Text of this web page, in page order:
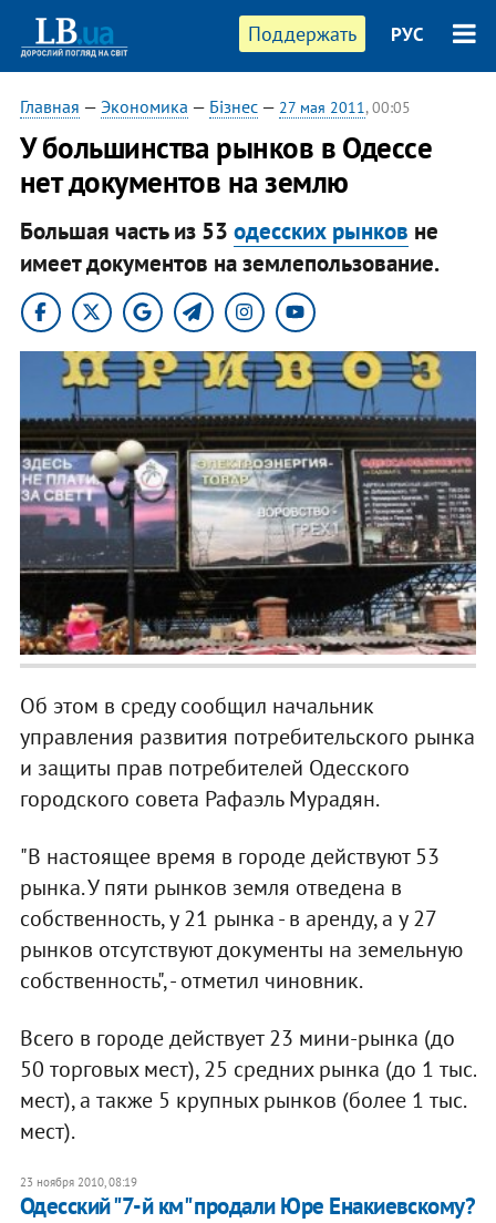
Поддержать РУС
Главная — Экономика — Бізнес— 27 мая 2011, 00:05
У большинства рынков в Одессе
нет документов на землю
Большая часть из 53 одесских рынков не
имеет документов на землепользование.
Об этом в среду сообщил начальник
управления развития потребительского рынка
и защиты прав потребителей Одесского
городского совета Рафаэль Мурадян.
"В настоящее время в городе действуют 53
рынка. У пяти рынков земля отведена в
собственность, у 21 рынка - в аренду, а у 27
рынков отсутствуют документы на земельную
собственность", - отметил чиновник.
Всего в городе действует 23 мини-рынка (до
50 торговых мест), 25 средних рынка (до 1 тыс.
мест), а также 5 крупных рынков (более 1 тыс.
мест).
23 ноября 2010, 08:19
Одесский "7-й км" продали Юре Енакиевскому?